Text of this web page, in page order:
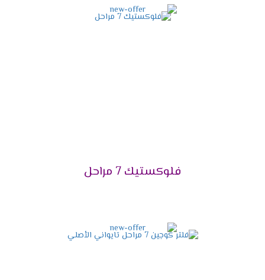
فلوكستيك 7 مراحل